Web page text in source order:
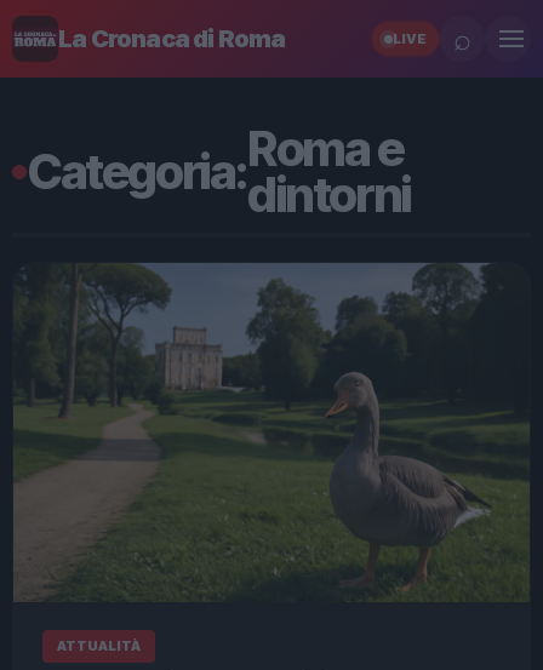
La Cronaca di Roma LIVE ⌕
Categoria:Roma e
dintorni
ATTUALITÀ